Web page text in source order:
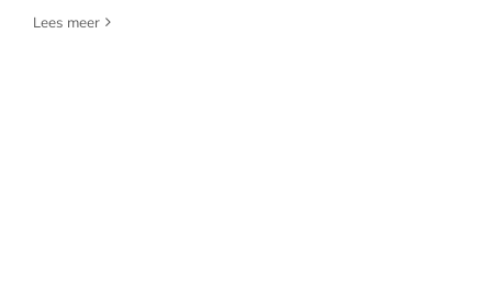
Lees meer